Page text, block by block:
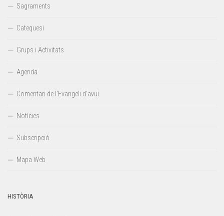
Sagraments
Catequesi
Grups i Activitats
Agenda
Comentari de l’Evangeli d’avui
Notícies
Subscripció
Mapa Web
HISTÒRIA